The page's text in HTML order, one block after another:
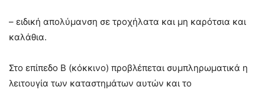
– ειδική απολύμανση σε τροχήλατα και μη καρότσια και
καλάθια.
Στο επίπεδο Β (κόκκινο) προβλέπεται συμπληρωματικά η
λειτουγία των καταστημάτων αυτών και το